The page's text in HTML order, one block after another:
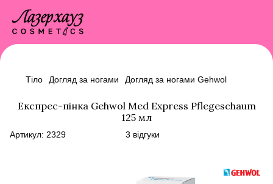
Тіло Догляд за ногами Догляд за ногами Gehwol
Експрес-пінка Gehwol Med Express Pflegeschaum
125 мл
Артикул: 2329 3 відгуки